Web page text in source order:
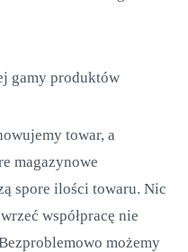
gamy produktów
towar, a
magazynowe
spore ilości towaru. Nic
współpracę nie
możemy